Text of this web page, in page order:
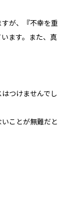
が、『不幸を重
ます。また、真
つけませんでし
ことが無難だと